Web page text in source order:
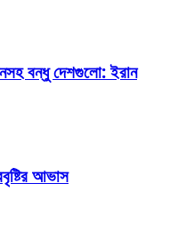
বন্ধু দেশগুলো: ইরান
আভাস